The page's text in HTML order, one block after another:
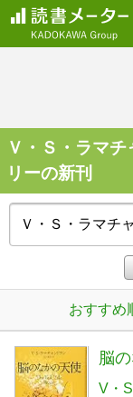
Ｖ・Ｓ・ラマ
リーの新刊
おすすめ
脳
V・